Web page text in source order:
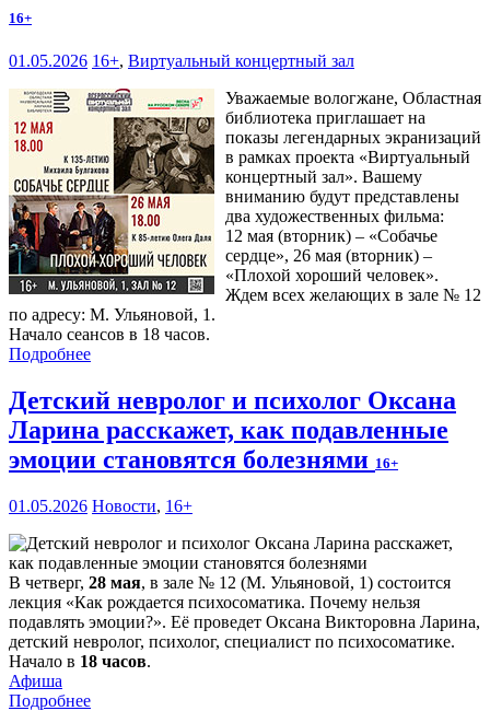
16+
01.05.2026 16+, Виртуальный концертный зал
Уважаемые вологжане, Областная
библиотека приглашает на
показы легендарных экранизаций
в рамках проекта «Виртуальный
концертный зал». Вашему
вниманию будут представлены
два художественных фильма:
12 мая (вторник) – «Собачье
сердце», 26 мая (вторник) –
«Плохой хороший человек».
Ждем всех желающих в зале № 12
по адресу: М. Ульяновой, 1.
Начало сеансов в 18 часов.
Подробнее
Детский невролог и психолог Оксана
Ларина расскажет, как подавленные
эмоции становятся болезнями 16+
01.05.2026 Новости, 16+
В четверг, 28 мая, в зале № 12 (М. Ульяновой, 1) состоится
лекция «Как рождается психосоматика. Почему нельзя
подавлять эмоции?». Её проведет Оксана Викторовна Ларина,
детский невролог, психолог, специалист по психосоматике.
Начало в 18 часов.
Афиша
Подробнее